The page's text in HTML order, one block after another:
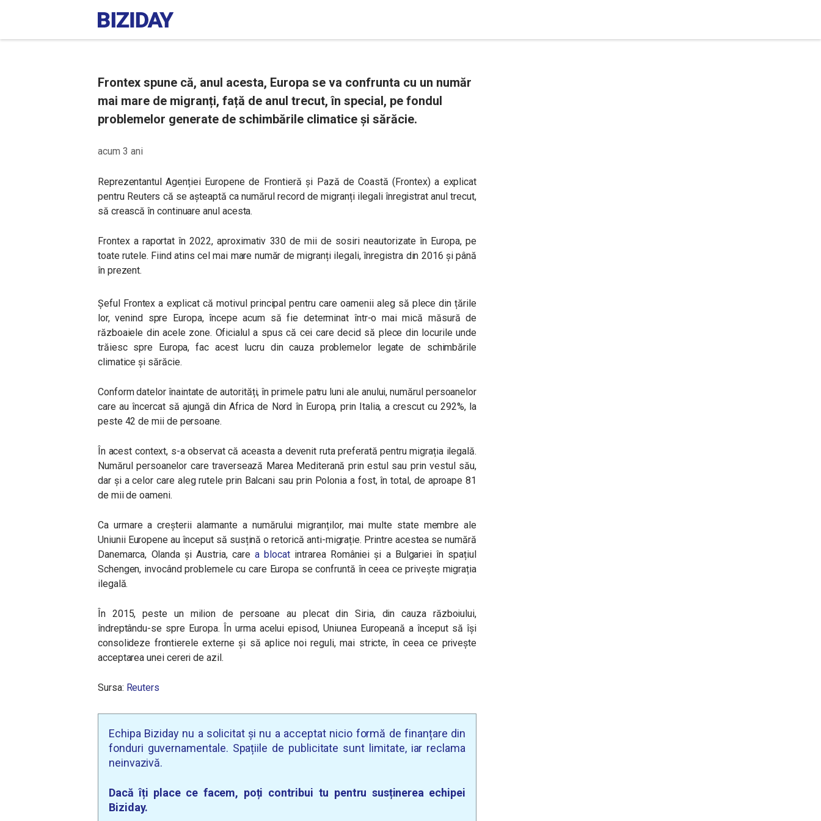
Frontex spune că, anul acesta, Europa se va confrunta cu un număr
mai mare de migranți, față de anul trecut, în special, pe fondul
problemelor generate de schimbările climatice și sărăcie.
acum 3 ani
Reprezentantul Agenției Europene de Frontieră și Pază de Coastă (Frontex) a explicat
pentru Reuters că se așteaptă ca numărul record de migranți ilegali înregistrat anul trecut,
să crească în continuare anul acesta.
Frontex a raportat în 2022, aproximativ 330 de mii de sosiri neautorizate în Europa, pe
toate rutele. Fiind atins cel mai mare număr de migranți ilegali, înregistra din 2016 și până
în prezent.
Șeful Frontex a explicat că motivul principal pentru care oamenii aleg să plece din țările
lor, venind spre Europa, începe acum să fie determinat într-o mai mică măsură de
războaiele din acele zone. Oficialul a spus că cei care decid să plece din locurile unde
trăiesc spre Europa, fac acest lucru din cauza problemelor legate de schimbările
climatice și sărăcie.
Conform datelor înaintate de autorități, în primele patru luni ale anului, numărul persoanelor
care au încercat să ajungă din Africa de Nord în Europa, prin Italia, a crescut cu 292%, la
peste 42 de mii de persoane.
În acest context, s-a observat că aceasta a devenit ruta preferată pentru migrația ilegală.
Numărul persoanelor care traversează Marea Mediterană prin estul sau prin vestul său,
dar și a celor care aleg rutele prin Balcani sau prin Polonia a fost, în total, de aproape 81
de mii de oameni.
Ca urmare a creșterii alarmante a numărului migranților, mai multe state membre ale
Uniunii Europene au început să susțină o retorică anti-migrație. Printre acestea se numără
Danemarca, Olanda și Austria, carea blocatintrarea României și a Bulgariei în spațiul
Schengen, invocând problemele cu care Europa se confruntă în ceea ce privește migrația
ilegală.
În 2015, peste un milion de persoane au plecat din Siria, din cauza războiului,
îndreptându-se spre Europa. În urma acelui episod, Uniunea Europeană a început să își
consolideze frontierele externe și să aplice noi reguli, mai stricte, în ceea ce privește
acceptarea unei cereri de azil.
Sursa: Reuters
Echipa Biziday nu a solicitat și nu a acceptat nicio formă de finanțare din
fonduri guvernamentale. Spațiile de publicitate sunt limitate, iar reclama
neinvazivă.
Dacă îți place ce facem, poți contribui tu pentru susținerea echipei
Biziday.